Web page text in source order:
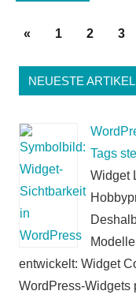
Beiträge
«Vorherige
1 2 3
NEUESTE ARTIKEL
Tags
Widget
entwickelt: Widget
WordPress-Widgets